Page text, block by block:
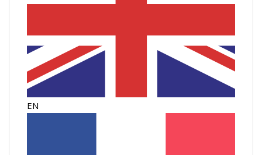
EN